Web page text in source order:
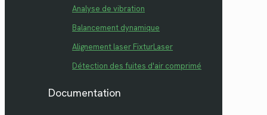
Analyse de vibration
Balancement dynamique
Alignement laser FixturLaser
Détection des fuites d'air comprimé
Documentation